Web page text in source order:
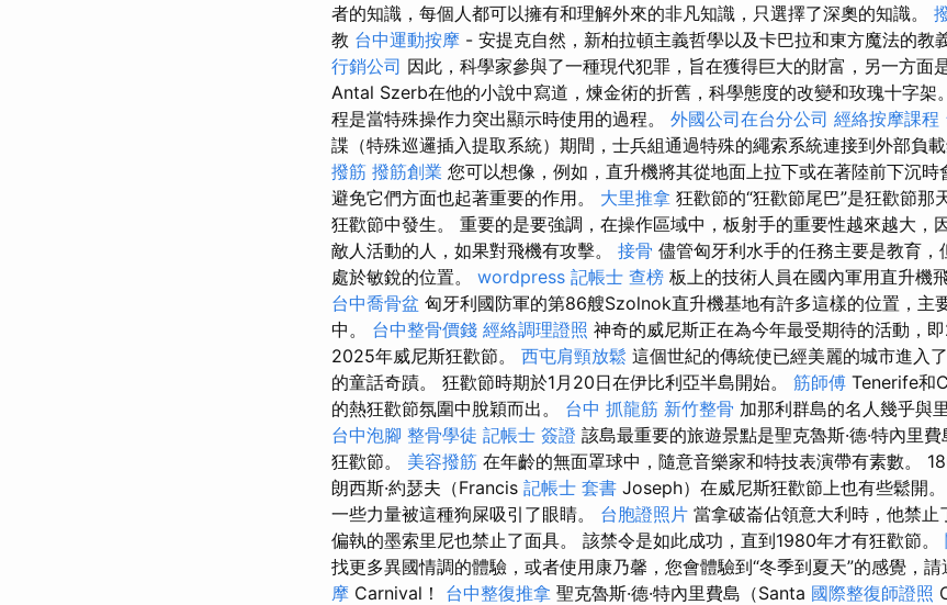
者的知識，每個人都可以擁有和理解外來的非凡知識，只選擇了深奧的知識。
教 台中運動按摩 - 安提克自然，新柏拉頓主義哲學以及卡巴拉和東方魔法的教
行銷公司 因此，科學家參與了一種現代犯罪，旨在獲得巨大的財富，另一方面
Antal Szerb在他的小說中寫道，煉金術的折舊，科學態度的改變和玫瑰十字架
程是當特殊操作力突出顯示時使用的過程。 外國公司在台分公司 經絡按摩課程
諜（特殊巡邏插入提取系統）期間，士兵組通過特殊的繩索系統連接到外部負載
撥筋 撥筋創業 您可以想像，例如，直升機將其從地面上拉下或在著陸前下沉時
避免它們方面也起著重要的作用。 大里推拿 狂歡節的“狂歡節尾巴”是狂歡節那
狂歡節中發生。 重要的是要強調，在操作區域中，板射手的重要性越來越大，
敵人活動的人，如果對飛機有攻擊。 接骨 儘管匈牙利水手的任務主要是教育
處於敏銳的位置。 wordpress 記帳士 查榜 板上的技術人員在國內軍用直升機
台中喬骨盆 匈牙利國防軍的第86艘Szolnok直升機基地有許多這樣的位置，主
中。 台中整骨價錢 經絡調理證照 神奇的威尼斯正在為今年最受期待的活動，
2025年威尼斯狂歡節。 西屯肩頸放鬆 這個世紀的傳統使已經美麗的城市進入
的童話奇蹟。 狂歡節時期於1月20日在伊比利亞半島開始。 筋師傅 Tenerife和
的熱狂歡節氛圍中脫穎而出。 台中 抓龍筋 新竹整骨 加那利群島的名人幾乎與
台中泡腳 整骨學徒 記帳士 簽證 該島最重要的旅遊景點是聖克魯斯·德·特內里
狂歡節。 美容撥筋 在年齡的無面罩球中，隨意音樂家和特技表演帶有素數。
朗西斯·約瑟夫（Francis 記帳士 套書 Joseph）在威尼斯狂歡節上也有些鬆開。
一些力量被這種狗屎吸引了眼睛。 台胞證照片 當拿破崙佔領意大利時，他禁止
偏執的墨索里尼也禁止了面具。 該禁令是如此成功，直到1980年才有狂歡節。
找更多異國情調的體驗，或者使用康乃馨，您會體驗到“冬季到夏天”的感覺，
摩 Carnival！ 台中整復推拿 聖克魯斯·德·特內里費島（Santa 國際整復師證照